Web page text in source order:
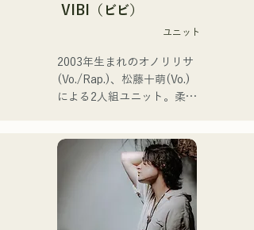
J:COM福岡•熊本•下関のテー
2026年6月3日に新曲
「Hello say goodbye」を自
VIBI（ビビ）
ユニット
2003年生まれのオノリリサ
(Vo./Rap.)、松藤十萌(Vo.)
による2人組ユニット。柔ら
た楽曲と、温かくも芯のあ
る歌声で、聴く人の心にそ
っと寄り添う楽曲を制作し